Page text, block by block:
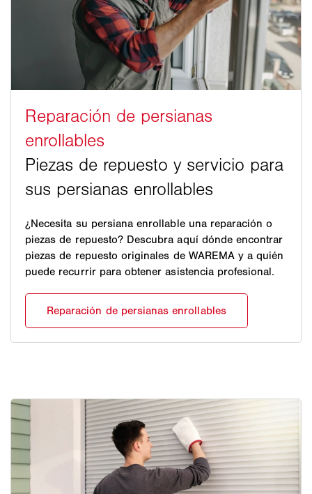
¿Necesita su persiana enrollable una reparación o
piezas de repuesto? Descubra aquí dónde encontrar
piezas de repuesto originales de WAREMA y a quién
puede recurrir para obtener asistencia profesional.